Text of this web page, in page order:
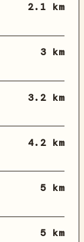
2.1 km
3 km
3.2 km
4.2 km
5 km
5 km